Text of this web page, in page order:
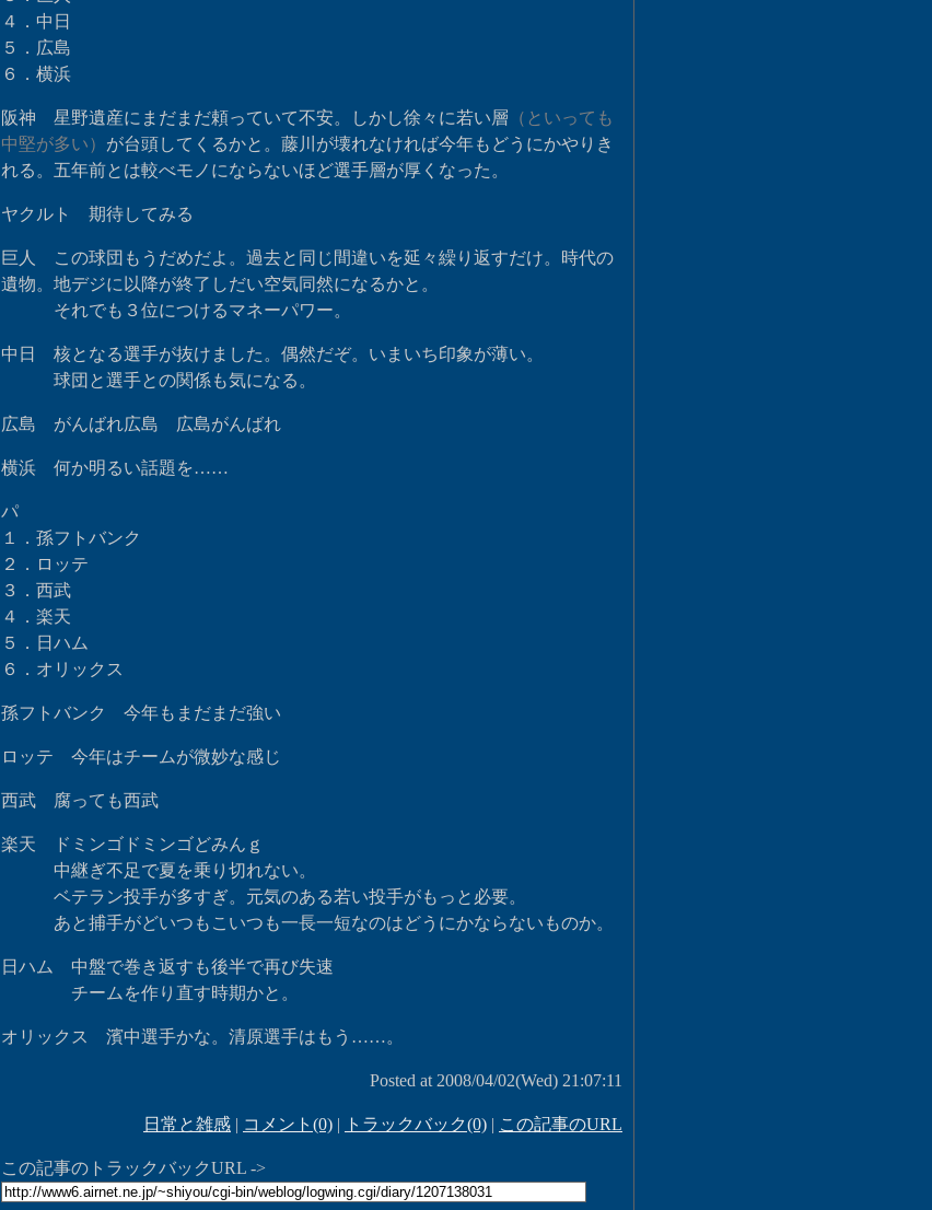
４．中日
５．広島
６．横浜
阪神 星野遺産にまだまだ頼っていて不安。しかし徐々に若い層 （といっても
中堅が多い） が台頭してくるかと。藤川が壊れなければ今年もどうにかやりき
れる。五年前とは較べモノにならないほど選手層が厚くなった。
ヤクルト 期待してみる
巨人 この球団もうだめだよ。過去と同じ間違いを延々繰り返すだけ。時代の
遺物。地デジに以降が終了しだい空気同然になるかと。
それでも３位につけるマネーパワー。
中日 核となる選手が抜けました。偶然だぞ。いまいち印象が薄い。
球団と選手との関係も気になる。
広島 がんばれ広島 広島がんばれ
横浜 何か明るい話題を……
パ
１．孫フトバンク
２．ロッテ
３．西武
４．楽天
５．日ハム
６．オリックス
孫フトバンク 今年もまだまだ強い
ロッテ 今年はチームが微妙な感じ
西武 腐っても西武
楽天 ドミンゴドミンゴどみんｇ
中継ぎ不足で夏を乗り切れない。
ベテラン投手が多すぎ。元気のある若い投手がもっと必要。
あと捕手がどいつもこいつも一長一短なのはどうにかならないものか。
日ハム 中盤で巻き返すも後半で再び失速
チームを作り直す時期かと。
オリックス 濱中選手かな。清原選手はもう……。
Posted at 2008/04/02(Wed) 21:07:11
日常と雑感 | コメント(0) | トラックバック(0) | この記事のURL
この記事のトラックバックURL ->